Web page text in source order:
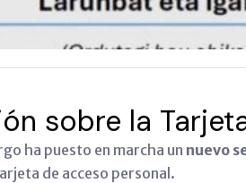
sobre la
ha puesto en marcha un nuevo
de acceso personal.